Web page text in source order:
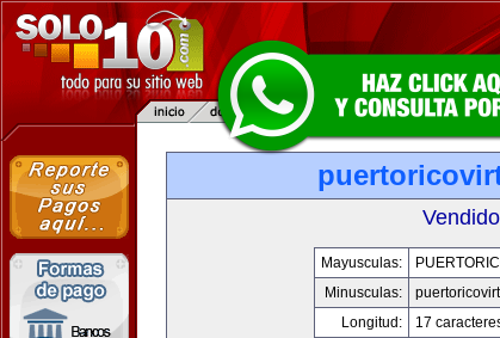
Mayusculas:
Minusculas:
Longitud:
17